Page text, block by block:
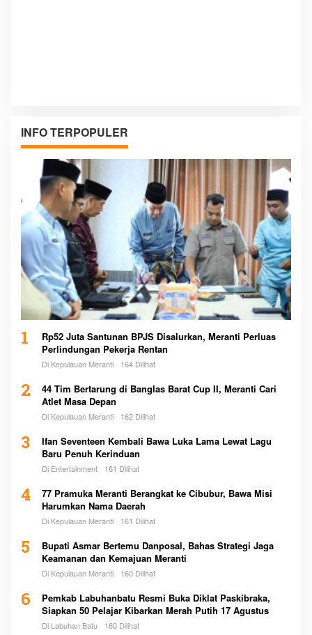
INFO TERPOPULER
1
Rp52 Juta Santunan BPJS Disalurkan, Meranti Perluas
Perlindungan Pekerja Rentan
Di Kepulauan Meranti 164 Dilihat
2
44 Tim Bertarung di Banglas Barat Cup II, Meranti Cari
Atlet Masa Depan
Di Kepulauan Meranti 162 Dilihat
3
Ifan Seventeen Kembali Bawa Luka Lama Lewat Lagu
Baru Penuh Kerinduan
Di Entertainment 161 Dilihat
4
77 Pramuka Meranti Berangkat ke Cibubur, Bawa Misi
Harumkan Nama Daerah
Di Kepulauan Meranti 161 Dilihat
5
Bupati Asmar Bertemu Danposal, Bahas Strategi Jaga
Keamanan dan Kemajuan Meranti
Di Kepulauan Meranti 160 Dilihat
6
Pemkab Labuhanbatu Resmi Buka Diklat Paskibraka,
Siapkan 50 Pelajar Kibarkan Merah Putih 17 Agustus
Di Labuhan Batu 160 Dilihat